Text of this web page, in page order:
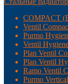
COMPACT
Ventil
Purmo
Ventil
Plan Ventil
Plan Ventil
Ramo Ventil
Purmo Vertical